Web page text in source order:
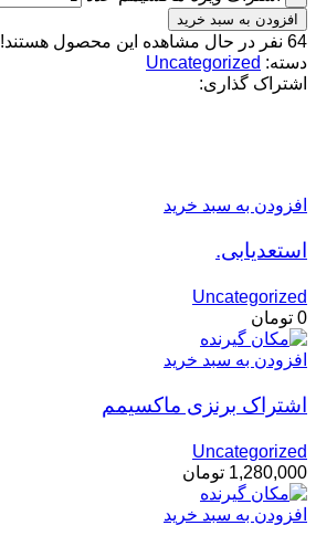
افزودن به سبد خرید
64 نفر در حال مشاهده این محصول هستند!
دسته: Uncategorized
اشتراک گذاری:
افزودن به سبد خرید
استعدیابی.
Uncategorized
0 تومان
افزودن به سبد خرید
اشتراک برنزی ماکسیمم
Uncategorized
1,280,000 تومان
افزودن به سبد خرید